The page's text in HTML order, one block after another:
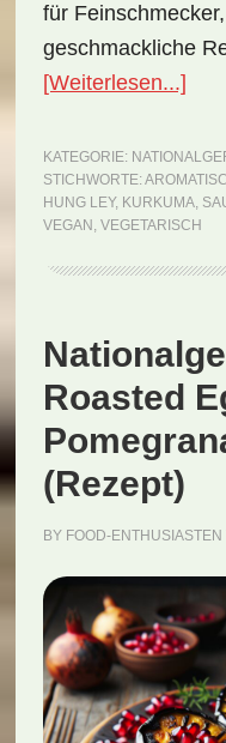
für
geschmackliche
[Weiterlesen...]
Ley
KATEGORIE:
STICHWORTE:
HUNG LEY, KURKUMA,
VEGAN , VEGETARISCH
Roasted
(Rezept)
BY FOOD-ENTHUSIASTEN